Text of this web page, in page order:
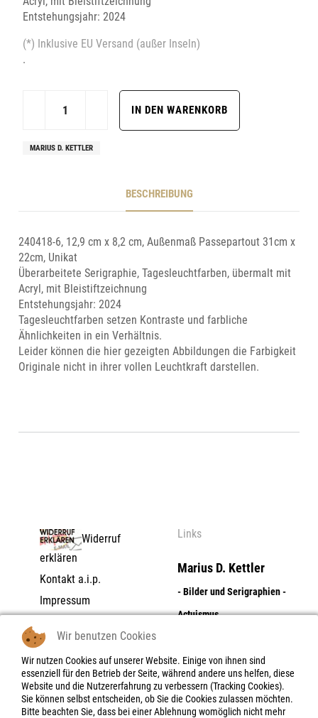
Entstehungsjahr: 2024
(*) Inklusive EU Versand (außer Inseln)
.
MARIUS D. KETTLER
BESCHREIBUNG
240418-6, 12,9 cm x 8,2 cm, Außenmaß Passepartout 31cm x
22cm, Unikat
Überarbeitete Serigraphie, Tagesleuchtfarben, übermalt mit
Acryl, mit Bleistiftzeichnung
Entstehungsjahr: 2024
Tagesleuchtfarben setzen Kontraste und farbliche
Ähnlichkeiten in ein Verhältnis.
Leider können die hier gezeigten Abbildungen die Farbigkeit
Originale nicht in ihrer vollen Leuchtkraft darstellen.
Widerruf
erklären
Kontakt a.i.p.
Impressum
AGB | Zahlungs- und
Lieferbedingungen |
Widerrufsrecht
Widerrufsbelehrung |
-formular
Links
Marius D. Kettler
- Bilder und Serigraphien -
Actuismus
- Digitale Photographie -
Objektboxen - Skulpturen -
Wir benutzen Cookies
Wir nutzen Cookies auf unserer Website. Einige von ihnen sind
essenziell für den Betrieb der Seite, während andere uns helfen, diese
Website und die Nutzererfahrung zu verbessern (Tracking Cookies).
Sie können selbst entscheiden, ob Sie die Cookies zulassen möchten.
Bitte beachten Sie, dass bei einer Ablehnung womöglich nicht mehr